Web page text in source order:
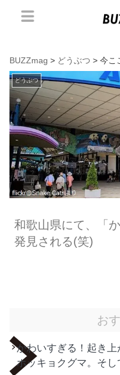
BUZZmag > どうぶつ > 今こ
どうぶつ
和歌山県にて、「
発見される(笑)
お
かわいすぎる！起き上
ホッキョクグマ。そ